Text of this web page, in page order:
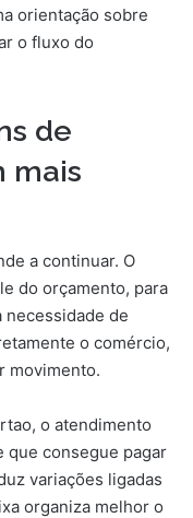
orientação sobre
o fluxo do
de
mais
a continuar. O
do orçamento, para
necessidade de
o comércio,
movimento.
o atendimento
que consegue pagar
variações ligadas
organiza melhor o